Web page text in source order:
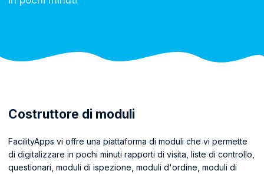
Costruttore di moduli
FacilityApps vi offre una piattaforma di moduli che vi permette
di digitalizzare in pochi minuti rapporti di visita, liste di controllo,
questionari, moduli di ispezione, moduli d'ordine, moduli di